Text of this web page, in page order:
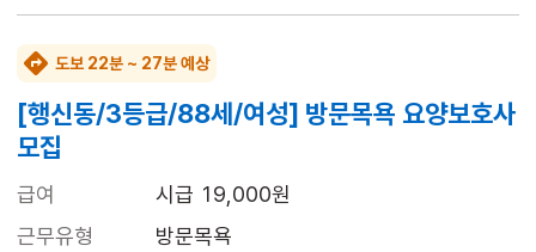
도보 22분 ~ 27분 예상
[행신동/3등급/88세/여성] 방문목욕 요양보호사
모집
급여
시급 19,000원
근무유형
방문목욕